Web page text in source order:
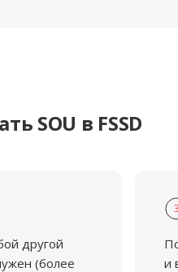
SOU в FSSD
другой
(более
3
и